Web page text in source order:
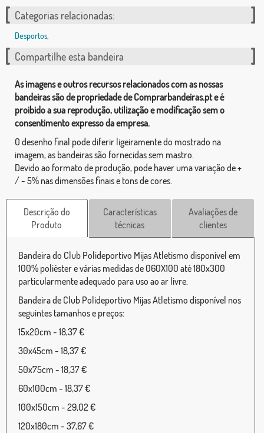
Categorias relacionadas:
Desportos,
Compartilhe esta bandeira
As imagens e outros recursos relacionados com as nossas
bandeiras são de propriedade de Comprarbandeiras.pt e é
proibido a sua reprodução, utilização e modificação sem o
consentimento expresso da empresa.
O desenho final pode diferir ligeiramente do mostrado na
imagem, as bandeiras são fornecidas sem mastro.
Devido ao formato de produção, pode haver uma variação de +
/ - 5% nas dimensões finais e tons de cores.
Descrição do
Produto
Características
técnicas
Avaliações de
clientes
Bandeira do Club Polideportivo Mijas Atletismo disponível em
100% poliéster e várias medidas de 060X100 até 180x300
particularmente adequado para uso ao ar livre.
Bandeira de Club Polideportivo Mijas Atletismo disponível nos
seguintes tamanhos e preços:
15x20cm - 18,37 €
30x45cm - 18,37 €
50x75cm - 18,37 €
60x100cm - 18,37 €
100x150cm - 29,02 €
120x180cm - 37,67 €